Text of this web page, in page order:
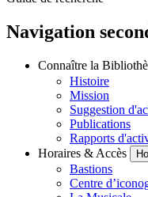
Navigation
Connaître la
Histoire
Mission
Suggestion
Publications
Rapports
Horaires & Accès
Bastions
Centre